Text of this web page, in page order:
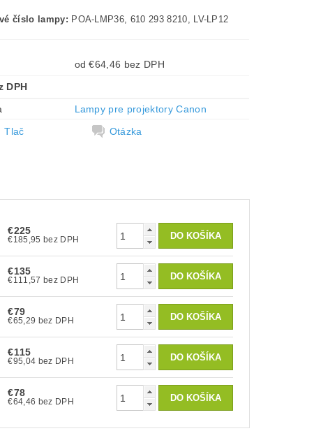
číslo lampy: POA-LMP36, 610 293 8210, LV-LP12
od €64,46 bez DPH
DPH
Lampy pre projektory Canon
Tlač
Otázka
€225
€185,95 bez DPH
€135
€111,57 bez DPH
€79
€65,29 bez DPH
€115
€95,04 bez DPH
€78
€64,46 bez DPH